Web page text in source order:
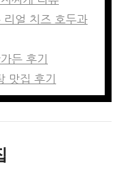
얼 치즈 호두과
든 후기
맛집 후기